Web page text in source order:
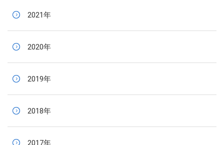
2021年
2020年
2019年
2018年
2017年